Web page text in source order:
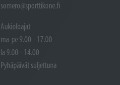
somero@sporttikone.fi
Aukioloajat
ma-pe 9.00 - 17.00
la 9.00 - 14.00
Pyhäpäivät suljettuna